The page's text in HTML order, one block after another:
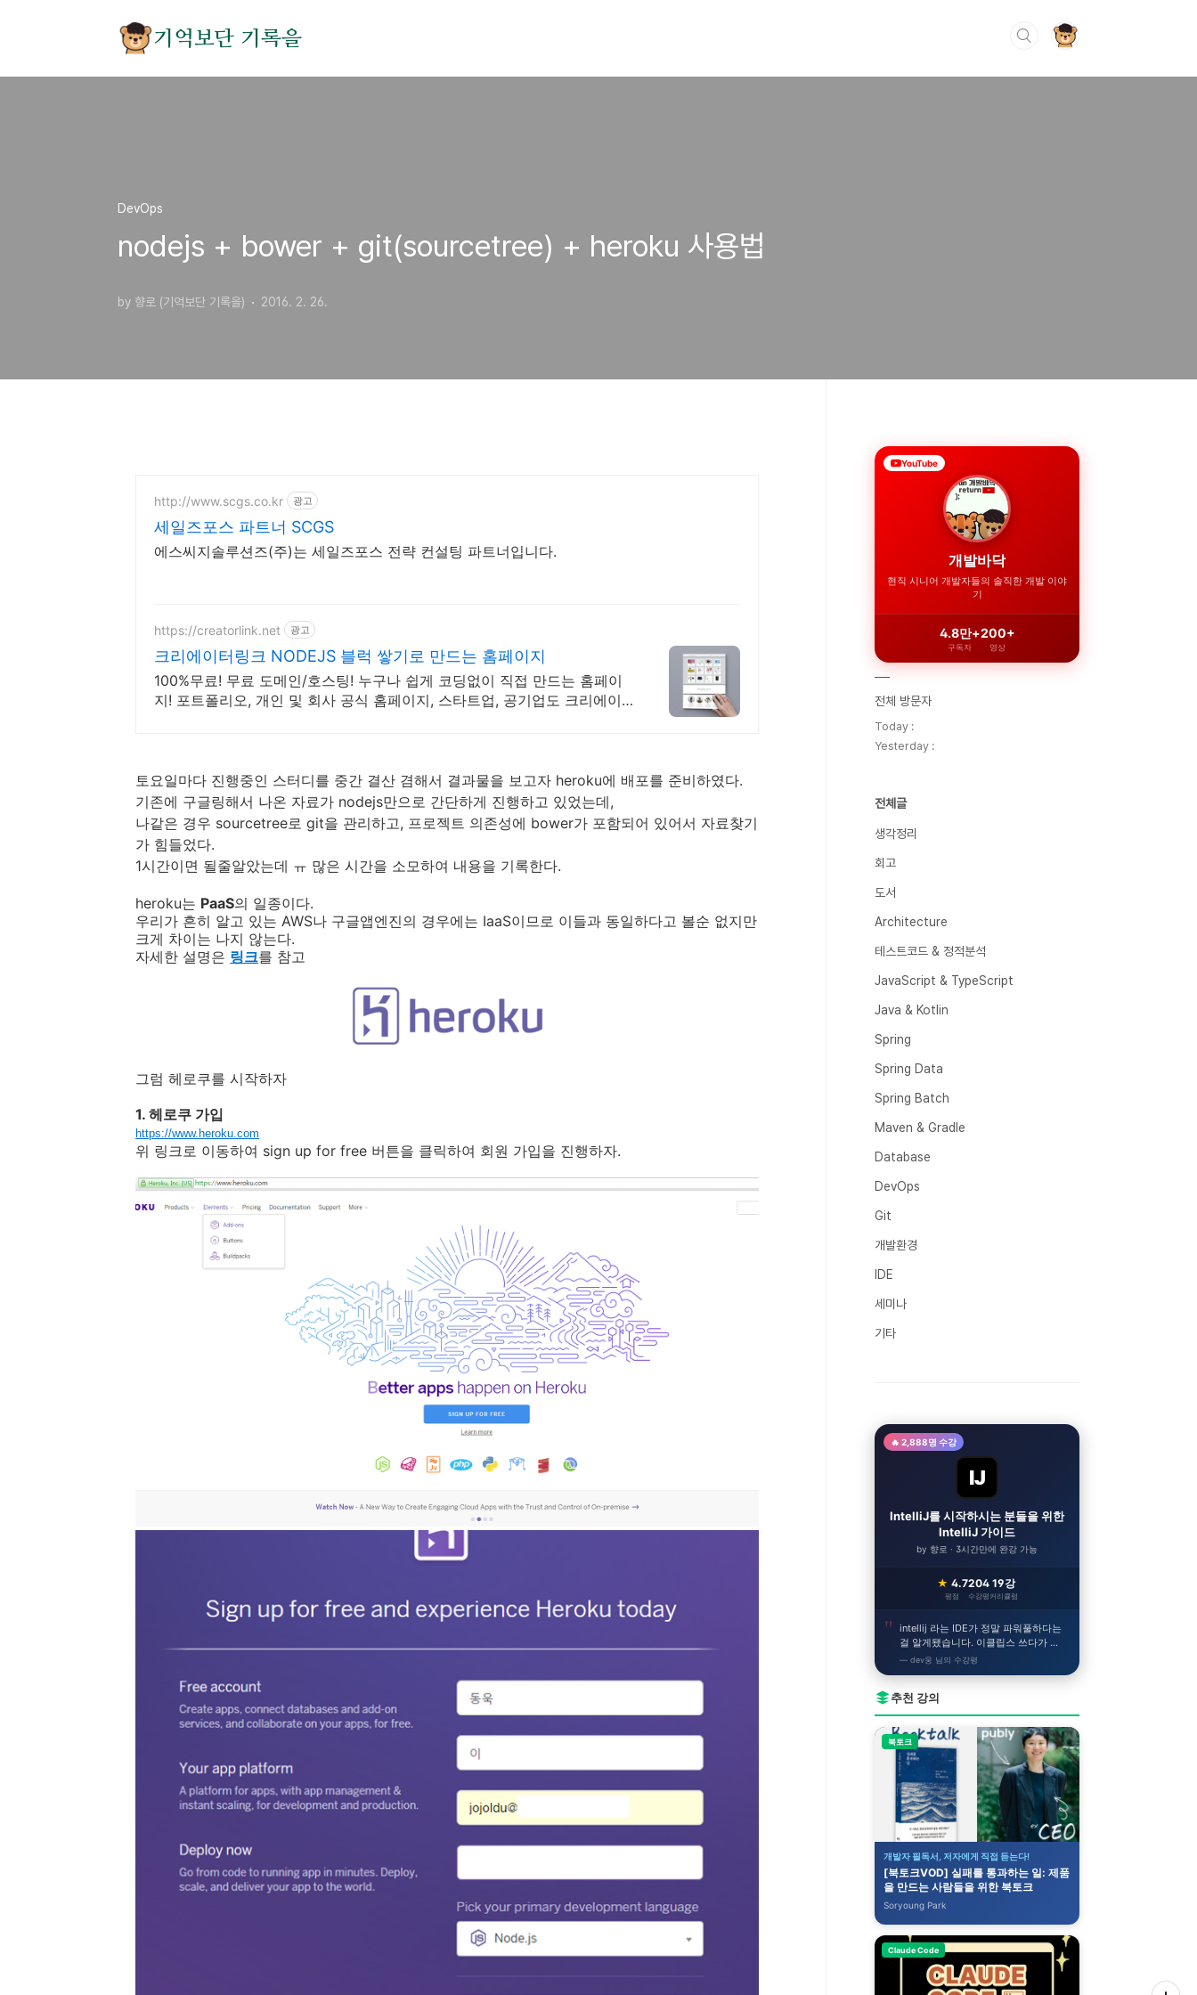
기억보단 기록을
DevOps
nodejs + bower + git(sourcetree) + heroku 사용법
by 향로 (기억보단 기록을) 2016. 2. 26.
http://www.scgs.co.kr 광고
세일즈포스 파트너 SCGS
에스씨지솔루션즈(주)는 세일즈포스 전략 컨설팅 파트너입니다.
https://creatorlink.net 광고
크리에이터링크 NODEJS 블럭 쌓기로 만드는 홈페이지
100%무료! 무료 도메인/호스팅! 누구나 쉽게 코딩없이 직접 만드는 홈페이
지! 포트폴리오, 개인 및 회사 공식 홈페이지, 스타트업, 공기업도 크리에이
토요일마다 진행중인 스터디를 중간 결산 겸해서 결과물을 보고자 heroku에 배포를 준비하였다.
기존에 구글링해서 나온 자료가 nodejs만으로 간단하게 진행하고 있었는데,
나같은 경우 sourcetree로 git을 관리하고, 프로젝트 의존성에 bower가 포함되어 있어서 자료찾기
가 힘들었다.
1시간이면 될줄알았는데 ㅠ 많은 시간을 소모하여 내용을 기록한다.
heroku는 PaaS의 일종이다.
우리가 흔히 알고 있는 AWS나 구글앱엔진의 경우에는 IaaS이므로 이들과 동일하다고 볼순 없지만
크게 차이는 나지 않는다.
자세한 설명은 링크를 참고
그럼 헤로쿠를 시작하자
1. 헤로쿠 가입
https://www.heroku.com
위 링크로 이동하여 sign up for free 버튼을 클릭하여 회원 가입을 진행하자.
YouTube
개발바닥
현직 시니어 개발자들의 솔직한 개발 이야
기
4.8만+
구독자
200+
영상
전체 방문자
Today :
Yesterday :
전체글
생각정리
회고
도서
Architecture
테스트코드 & 정적분석
JavaScript & TypeScript
Java & Kotlin
Spring
Spring Data
Spring Batch
Maven & Gradle
Database
DevOps
Git
개발환경
IDE
세미나
기타
🔥 2,888명 수강
IJ
IntelliJ를 시작하시는 분들을 위한
IntelliJ 가이드
by 향로 · 3시간만에 완강 가능
★ 4.7
평점
204
수강평
19강
커리큘럼
intellij 라는 IDE가 정말 파워풀하다는
걸 알게됐습니다. 이클립스 쓰다가 이
거 쓰니까 얼른 개발하고싶어지네요!
— dev웅 님의 수강평
추천 강의
북토크
개발자 필독서, 저자에게 직접 듣는다!
[북토크VOD] 실패를 통과하는 일: 제품
을 만드는 사람들을 위한 북토크
Soryoung Park
Claude Code